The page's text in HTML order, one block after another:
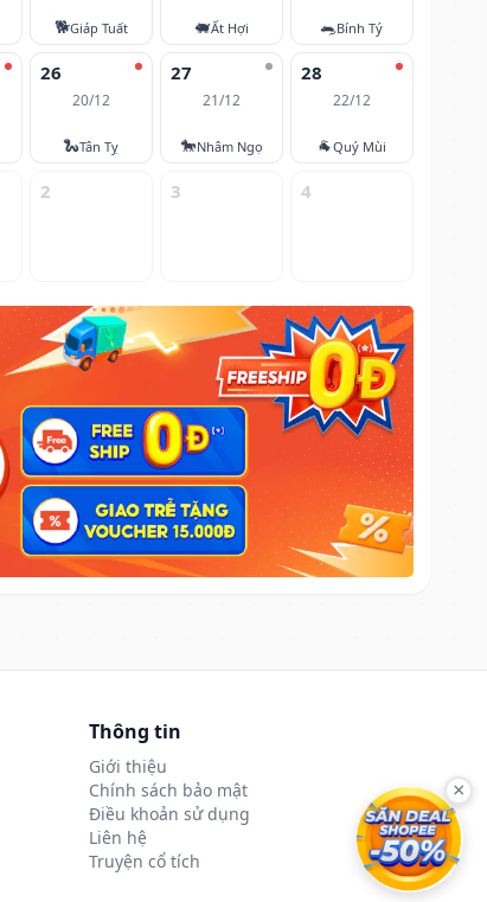
🐕Giáp Tuất 🐖Ất Hợi 🐀Bính Tý
26
20/12
🐍Tân Tỵ
27
21/12
🐎Nhâm Ngọ
28
22/12
🐐Quý Mùi
2 3 4
Thông tin
Giới thiệu
Chính sách bảo mật
Điều khoản sử dụng
Liên hệ
Truyện cổ tích
×